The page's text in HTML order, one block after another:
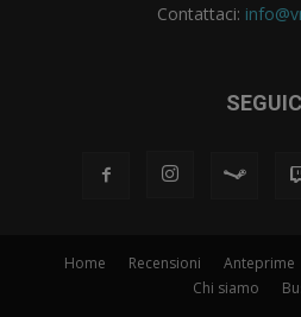
Contattaci:
Home Recensioni Anteprime
Chi siamo